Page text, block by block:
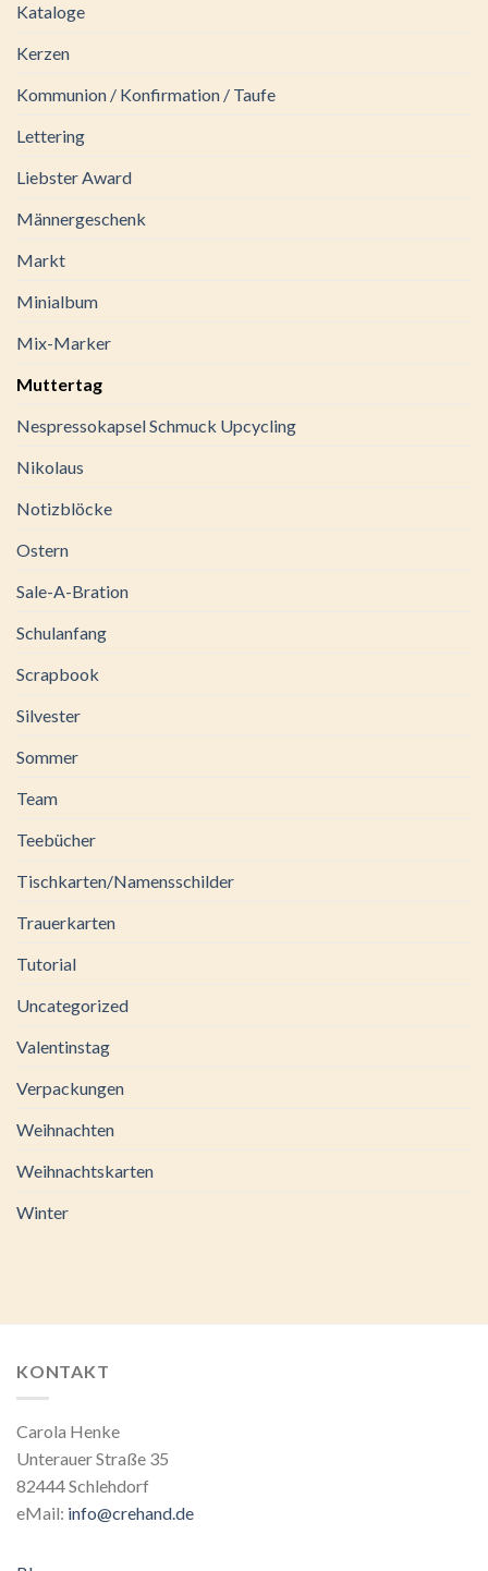
Kataloge
Kerzen
Kommunion / Konfirmation / Taufe
Lettering
Liebster Award
Männergeschenk
Markt
Minialbum
Mix-Marker
Muttertag
Nespressokapsel Schmuck Upcycling
Nikolaus
Notizblöcke
Ostern
Sale-A-Bration
Schulanfang
Scrapbook
Silvester
Sommer
Team
Teebücher
Tischkarten/Namensschilder
Trauerkarten
Tutorial
Uncategorized
Valentinstag
Verpackungen
Weihnachten
Weihnachtskarten
Winter
KONTAKT
Carola Henke
Unterauer Straße 35
82444 Schlehdorf
eMail: info@crehand.de